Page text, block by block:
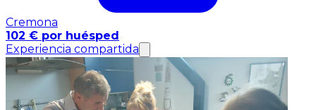
Cremona
102 € por huésped
Experiencia compartida